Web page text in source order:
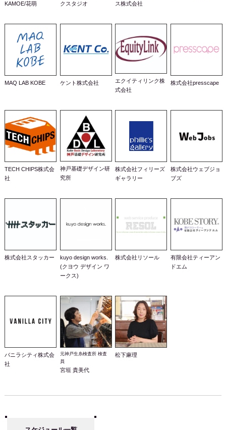
KAMOE/花萌
クスタジオ
ス株式会社
MAQ LAB KOBE ケント株式会社
エクイティリンク株
式会社
株式会社presscape
TECH CHIPS株式会
社
神戸基礎デザイン研
究所
株式会社フィリーズ
ギャラリー
株式会社ウェブジョ
ブズ
株式会社スタッカー
kuyo design works.
(クヨウ デザイン ワ
ークス)
株式会社リソール
有限会社ティーアン
ドエム
バニラシティ株式会
社
元神戸生糸検査所 検査
員
宮垣 貴美代
松下麻理